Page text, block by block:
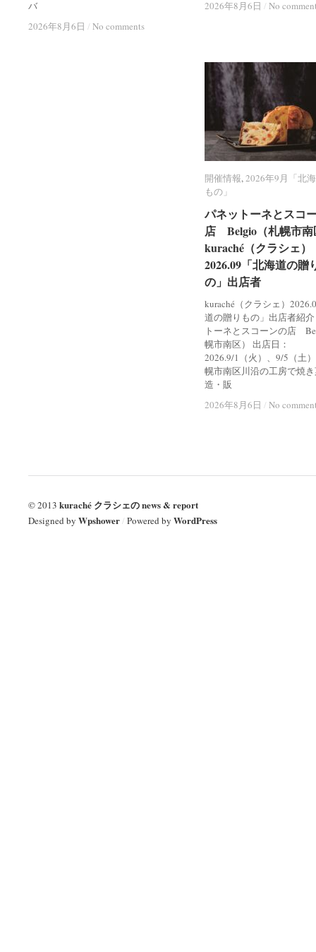
2026年8月6日 / No
2026年8月6日 / No
バ
2026年8月6日 / No comments
2026年8月6日 / No comments
開催情報,2026年9月「北
もの」
パネットーネとスコ
店 Belgio（札幌市南
kuraché（クラシェ）
2026.09「北海道の贈
の」出店者
kuraché（クラシェ）
道の贈りもの」出店者紹
トーネとスコーンの店
幌市南区） 出店日：
2026.9/1（火）、9/5（土
幌市南区川沿の工房で焼
造・販
2026年8月6日 / No
開催情報 2026年9月「北
もの」
パネットーネとスコ
店 Belgio（札幌市南
kuraché（クラシェ）
2026.09「北海道の贈
の」出店者
2026年8月6日 / No
© 2013 kuraché クラシェの news & report
Designed by Wpshower/ Powered by WordPress